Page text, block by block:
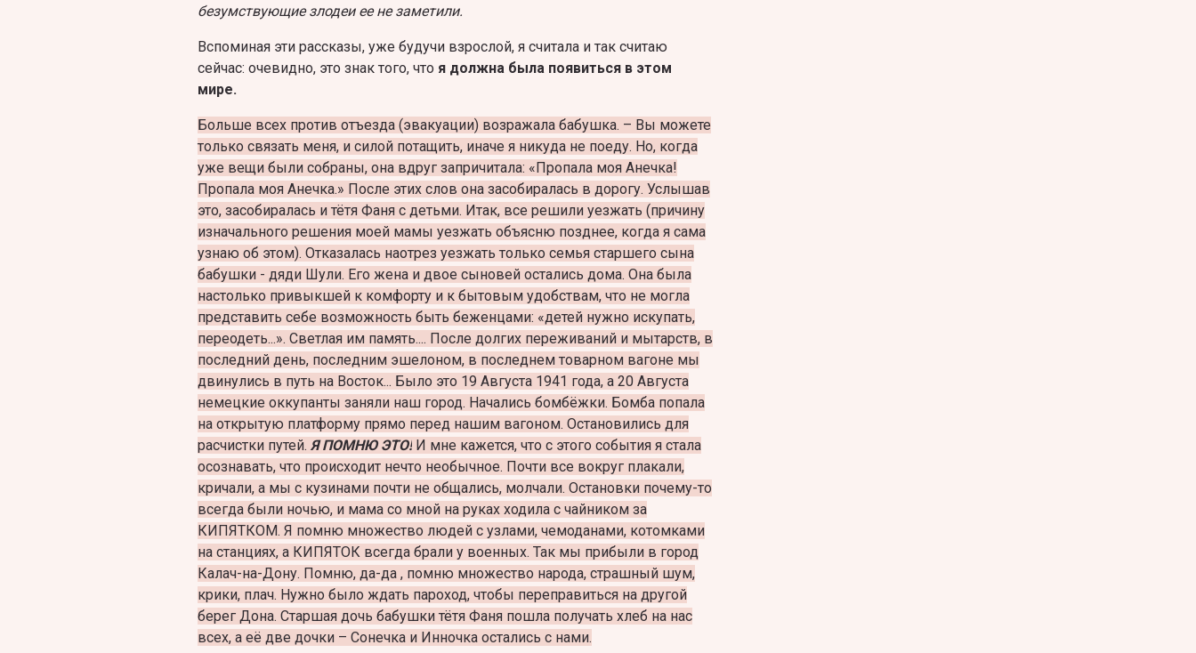
безумствующие злодеи ее не заметили.
Вспоминая эти рассказы, уже будучи взрослой, я считала и так считаю
сейчас: очевидно, это знак того, что я должна была появиться в этом
мире.
Больше всех против отъезда (эвакуации) возражала бабушка. – Вы можете
только связать меня, и силой потащить, иначе я никуда не поеду. Но, когда
уже вещи были собраны, она вдруг запричитала: «Пропала моя Анечка!
Пропала моя Анечка.» После этих слов она засобиралась в дорогу. Услышав
это, засобиралась и тётя Фаня с детьми. Итак, все решили уезжать (причину
изначального решения моей мамы уезжать объясню позднее, когда я сама
узнаю об этом). Отказалась наотрез уезжать только семья старшего сына
бабушки - дяди Шули. Его жена и двое сыновей остались дома. Она была
настолько привыкшей к комфорту и к бытовым удобствам, что не могла
представить себе возможность быть беженцами: «детей нужно искупать,
переодеть...». Светлая им память.... После долгих переживаний и мытарств, в
последний день, последним эшелоном, в последнем товарном вагоне мы
двинулись в путь на Восток... Было это 19 Августа 1941 года, а 20 Августа
немецкие оккупанты заняли наш город. Начались бомбёжки. Бомба попала
на открытую платформу прямо перед нашим вагоном. Остановились для
расчистки путей. Я ПОМНЮ ЭТО! И мне кажется, что с этого события я стала
осознавать, что происходит нечто необычное. Почти все вокруг плакали,
кричали, а мы с кузинами почти не общались, молчали. Остановки почему-то
всегда были ночью, и мама со мной на руках ходила с чайником за
КИПЯТКОМ. Я помню множество людей с узлами, чемоданами, котомками
на станциях, а КИПЯТОК всегда брали у военных. Так мы прибыли в город
Калач-на-Дону. Помню, да-да , помню множество народа, страшный шум,
крики, плач. Нужно было ждать пароход, чтобы переправиться на другой
берег Дона. Старшая дочь бабушки тётя Фаня пошла получать хлеб на нас
всех, а её две дочки – Сонечка и Инночка остались с нами.